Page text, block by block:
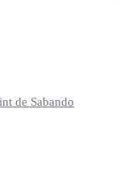
de Sabando